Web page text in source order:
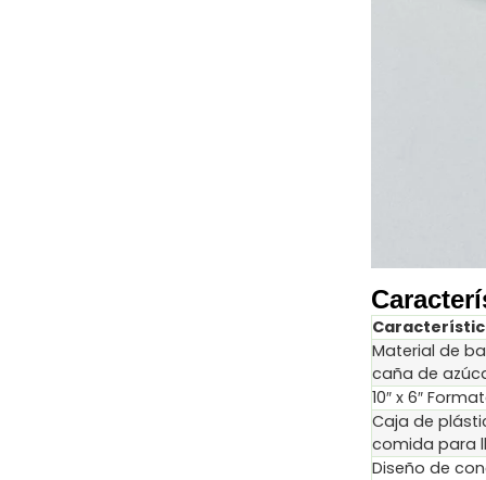
Material de
caña de
10″ x 6″
Caja de
comida para
Diseño de